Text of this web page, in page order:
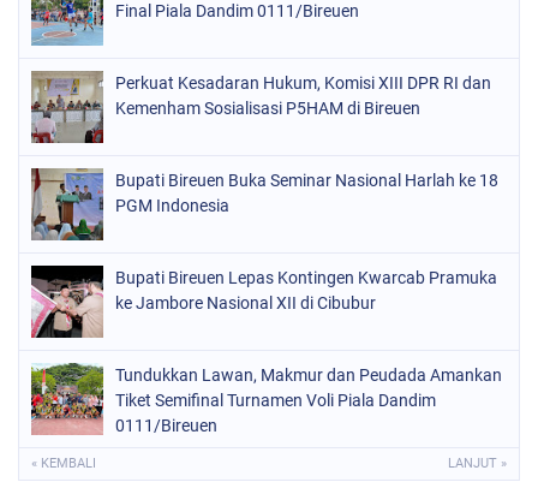
Final Piala Dandim 0111/Bireuen
Perkuat Kesadaran Hukum, Komisi XIII DPR RI dan
Kemenham Sosialisasi P5HAM di Bireuen
Bupati Bireuen Buka Seminar Nasional Harlah ke 18
PGM Indonesia
Bupati Bireuen Lepas Kontingen Kwarcab Pramuka
ke Jambore Nasional XII di Cibubur
Tundukkan Lawan, Makmur dan Peudada Amankan
Tiket Semifinal Turnamen Voli Piala Dandim
0111/Bireuen
« KEMBALI LANJUT »